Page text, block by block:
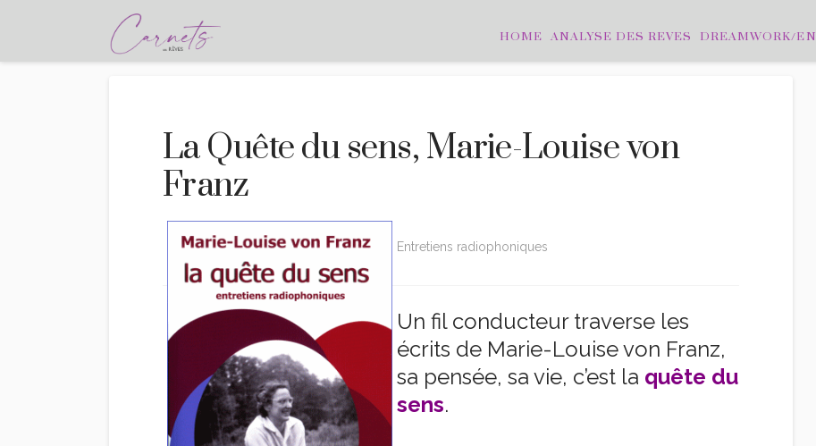
HOME ANALYSE DES REVES DREAMWORK/EN
La Quête du sens, Marie-Louise von
Franz
Entretiens radiophoniques
Un fil conducteur traverse les
écrits de Marie-Louise von Franz,
sa pensée, sa vie, c’est la quête du
sens.